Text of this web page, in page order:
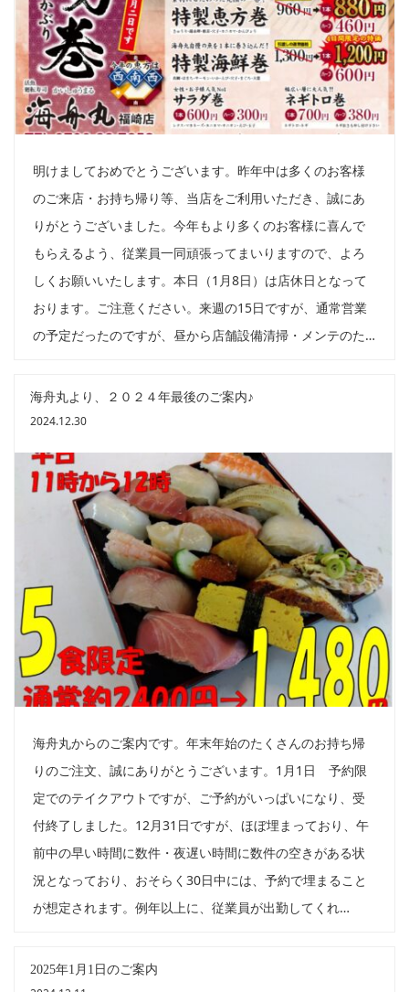
明けましておめでとうございます。昨年中は多くのお客様
のご来店・お持ち帰り等、当店をご利用いただき、誠にあ
りがとうございました。今年もより多くのお客様に喜んで
もらえるよう、従業員一同頑張ってまいりますので、よろ
しくお願いいたします。本日（1月8日）は店休日となって
おります。ご注意ください。来週の15日ですが、通常営業
の予定だったのですが、昼から店舗設備清掃・メンテのた…
海舟丸より、２０２４年最後のご案内♪
2024.12.30
海舟丸からのご案内です。年末年始のたくさんのお持ち帰
りのご注文、誠にありがとうございます。1月1日 予約限
定でのテイクアウトですが、ご予約がいっぱいになり、受
付終了しました。12月31日ですが、ほぼ埋まっており、午
前中の早い時間に数件・夜遅い時間に数件の空きがある状
況となっており、おそらく30日中には、予約で埋まること
が想定されます。例年以上に、従業員が出勤してくれ…
2025年1月1日のご案内